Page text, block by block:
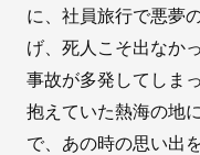
に、社員旅行で悪夢
げ、死人こそ出なか
事故が多発してしま
抱えていた熱海の地
で、あの時の思い出